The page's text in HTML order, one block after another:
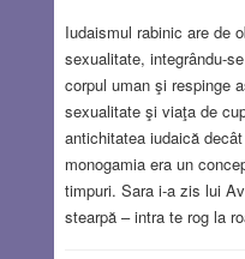
Iudaismul rabinic are de
sexualitate, integrându-
corpul uman şi respinge
sexualitate şi viaţa de
antichitatea iudaică
monogamia era un
timpuri. Sara i-a zis lui
stearpă – intra te rog la